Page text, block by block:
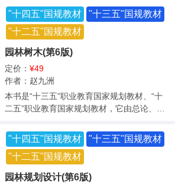
后期制作、园林景观效果图后期制作、城市
街道景观效果图后期制作、古典园林效果图
后期制作、庭院景观效果图后期制作、小区
景观效果图后期制作、特殊效果图后期制作
和手绘透视效果图制作。 本书内容新颖、案
例覆盖全面、专业实例应用性强。 全书共有
近 50 个实例,涵盖园林效果图后期处理中的
几乎全部类型。 本书配备有数字资源和电子
教案(扫描前言下方二维码查看,并在电脑上进
PSD 文件。书中有 42 个操作视频,可扫码学
习。 本书既可以作为高职学生的教材,也可以
作为园林设计人员或图像编辑爱好者自学使
用的参考书。
于高职学生的知识结构水平和行业对技术人
员的要求编写的。本书共分为9章，介绍了园
林施工图设计的概念、作用、原则及国家相
关的规范和标准，园林施工图文本设计中的
方法和要求，园林工程项目的解读要领和方
法，总平面图的设计要点、要求和方法，园
林地形设计的基本知识、表达方式、设计深
度和相关规范，园林建筑及小品的设计要点
和表达方式，水景设计的要点和方法，园路
计方法和表达方式，植物配置设计的原则，
以及广场绿地和居住区绿地植物设计的方法
和要点。本书配有电子课件，可扫描封底二
官网下载。书中还有25个二维码，可扫码学
"十四五"国规教材
"十三五"国规教材
"十二五"国规教材
园林树木(第6版)
定价： ¥49
作者：赵九洲
本书是“十三五”职业教育国家规划教材、“十
二五”职业教育国家规划教材，它由总论、各
成。内容包括园林树木的概念、园林树木资
源、树木的形态特征、地理分布、生物学特
性、观赏价值及园林用途等；园林树木枝叶
检索表，含有常见园林树种79科，218属，4
80余个树种，以方便园林树种的识别和鉴
"十四五"国规教材
"十三五"国规教材
"十二五"国规教材
园林规划设计(第6版)